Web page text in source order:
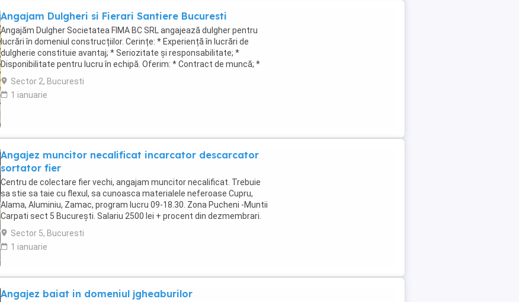
Angajam Dulgheri si Fierari Santiere Bucuresti
Angajăm Dulgher Societatea FIMA BC SRL angajează dulgher pentru
lucrări în domeniul construcțiilor. Cerințe: * Experiență în lucrări de
dulgherie constituie avantaj; * Seriozitate și responsabilitate; *
Disponibilitate pentru lucru în echipă. Oferim: * Contract de muncă; *
Salariu motivant, plătit ...
Sector 2, Bucuresti
1 ianuarie
Angajez muncitor necalificat incarcator descarcator
sortator fier
Centru de colectare fier vechi, angajam muncitor necalificat. Trebuie
sa stie sa taie cu flexul, sa cunoasca materialele neferoase Cupru,
Alama, Aluminiu, Zamac, program lucru 09-18.30. Zona Pucheni -Muntii
Carpati sect 5 București. Salariu 2500 lei + procent din dezmembrari.
Contact
Sector 5, Bucuresti
1 ianuarie
Angajez baiat in domeniul jgheaburilor